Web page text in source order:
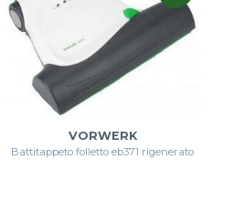
VORWERK
Battitappeto folletto eb371 rigenerato